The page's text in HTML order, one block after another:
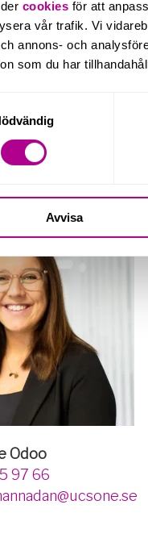
cookies för att
vår trafik. Vi
annons- och
som du har
Avvisa
Genom att utnyttja
i BizFinder
hur UCS One
vår
Odoo
97 66